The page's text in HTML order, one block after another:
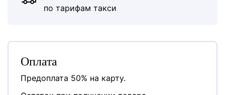
по тарифам такси
Оплата
Предоплата 50% на карту.